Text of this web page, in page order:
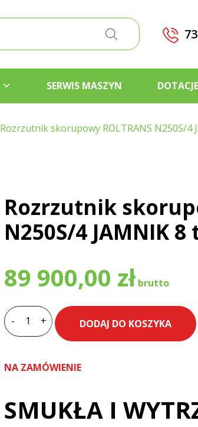
SERWIS MASZYN DOTACJE
Rozrzutnik skorupowy ROLTRANS N250S/4
Rozrzutnik
N250S/4 JAMNIK 8
89 900,00 zł
-
ilość
ROLTRANS
JAMNIK
8
+ DODAJ DO KOSZYKA
NA ZAMÓWIENIE
SMUKŁA I